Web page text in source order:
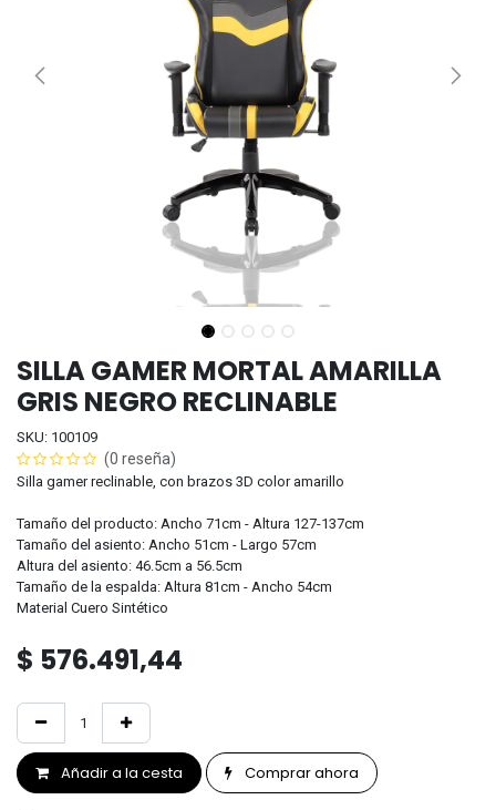
SILLA GAMER MORTAL AMARILLA
GRIS NEGRO RECLINABLE
SKU: 100109
(0 reseña)
Silla gamer reclinable, con brazos 3D color amarillo
Tamaño del producto: Ancho 71cm - Altura 127-137cm
Tamaño del asiento: Ancho 51cm - Largo 57cm
Altura del asiento: 46.5cm a 56.5cm
Tamaño de la espalda: Altura 81cm - Ancho 54cm
Material Cuero Sintético
$ 576.491,44
Añadir a la cesta Comprar ahora